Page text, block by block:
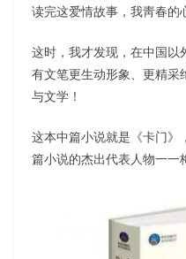
读完这爱情故事，我靑春的
这时，我才发现，在中国以
有文笔更生动形象、更精采
与文学！
这本中篇小说就是《卡门》
篇小说的杰出代表人物一一